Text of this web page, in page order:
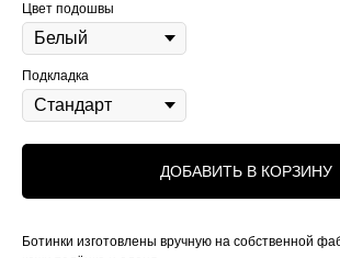
Цвет подошвы
Подкладка
ДОБАВИТЬ В КОРЗИНУ
Ботинки изготовлены вручную на собственной